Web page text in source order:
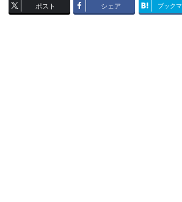
ポスト シェア ブック